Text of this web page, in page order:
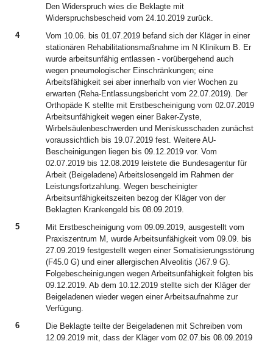
Den Widerspruch wies die Beklagte mit
Widerspruchsbescheid vom 24.10.2019 zurück.
4
Vom 10.06. bis 01.07.2019 befand sich der Kläger in einer
stationären Rehabilitationsmaßnahme im N Klinikum B. Er
wurde arbeitsunfähig entlassen - vorübergehend auch
wegen pneumologischer Einschränkungen; eine
Arbeitsfähigkeit sei aber innerhalb von vier Wochen zu
erwarten (Reha-Entlassungsbericht vom 22.07.2019). Der
Orthopäde K stellte mit Erstbescheinigung vom 02.07.2019
Arbeitsunfähigkeit wegen einer Baker-Zyste,
Wirbelsäulenbeschwerden und Meniskusschaden zunächst
voraussichtlich bis 19.07.2019 fest. Weitere AU-
Bescheinigungen liegen bis 09.12.2019 vor. Vom
02.07.2019 bis 12.08.2019 leistete die Bundesagentur für
Arbeit (Beigeladene) Arbeitslosengeld im Rahmen der
Leistungsfortzahlung. Wegen bescheinigter
Arbeitsunfähigkeitszeiten bezog der Kläger von der
Beklagten Krankengeld bis 08.09.2019.
5
Mit Erstbescheinigung vom 09.09.2019, ausgestellt vom
Praxiszentrum M, wurde Arbeitsunfähigkeit vom 09.09. bis
27.09.2019 festgestellt wegen einer Somatisierungsstörung
(F45.0 G) und einer allergischen Alveolitis (J67.9 G).
Folgebescheinigungen wegen Arbeitsunfähigkeit folgten bis
09.12.2019. Ab dem 10.12.2019 stellte sich der Kläger der
Beigeladenen wieder wegen einer Arbeitsaufnahme zur
Verfügung.
6
Die Beklagte teilte der Beigeladenen mit Schreiben vom
12.09.2019 mit, dass der Kläger vom 02.07.bis 08.09.2019